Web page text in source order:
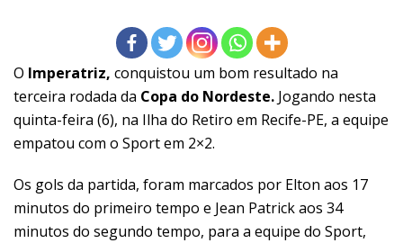
O Imperatriz, conquistou um bom resultado na
terceira rodada da Copa do Nordeste. Jogando nesta
quinta-feira (6), na Ilha do Retiro em Recife-PE, a equipe
empatou com o Sport em 2×2.
Os gols da partida, foram marcados por Elton aos 17
minutos do primeiro tempo e Jean Patrick aos 34
minutos do segundo tempo, para a equipe do Sport,